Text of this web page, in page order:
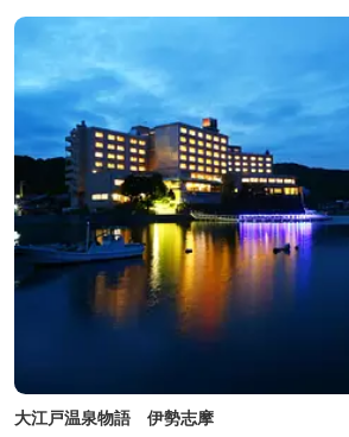
大江戸温泉物語 伊勢志摩